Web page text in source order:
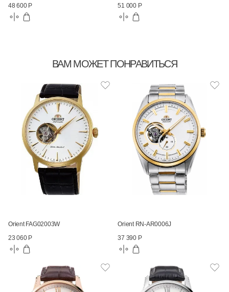
48 600 Р
51 000 Р
ВАМ МОЖЕТ ПОНРАВИТЬСЯ
Orient FAG02003W
23 060 Р
Orient RN-AR0006J
37 390 Р